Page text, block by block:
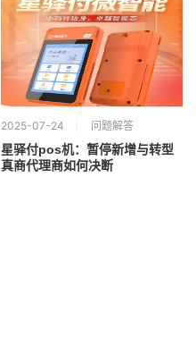
2025-07-24 问题解答
星驿付pos机：暂停新增与转型
真商代理商如何决断